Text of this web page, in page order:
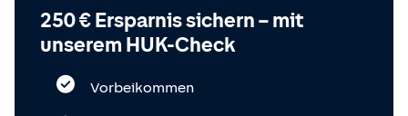
250 € Ersparnis sichern – mit
unserem HUK-Check
Vorbeikommen